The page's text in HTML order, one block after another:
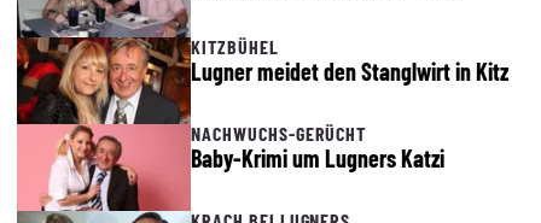
KITZBÜHEL
Lugner meidet den Stanglwirt in Kitz
NACHWUCHS-GERÜCHT
Baby-Krimi um Lugners Katzi